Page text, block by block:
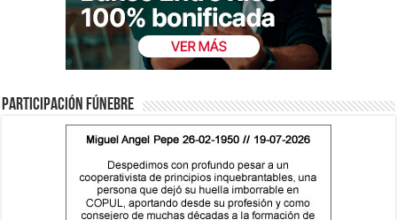
Participación fúnebre